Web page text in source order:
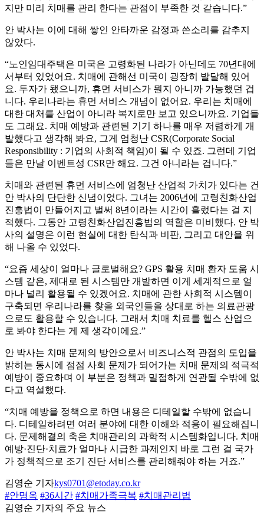
지만 미리 치매를 관리 한다는 관점이 부족한 것 같습니다.”
안 박사는 이에 대해 쌓인 안타까운 감정과 쓴소리를 감추지
않았다.
“노인임대주택은 미국은 고령화된 나라가 아닌데도 70년대에
서부터 있었어요. 치매에 관해선 미국이 굉장히 발달해 있어
요. 투자가 됐으니까, 휴먼 서비스가 뭔지 아니까 가능했던 겁
니다. 우리나라는 휴먼 서비스 개념이 없어요. 우리는 치매에
대한 대처를 산업이 아니라 복지로만 보고 있으니까요. 기업들
도 그래요. 치매 예방과 관련된 기기 하나를 매우 저렴하게 개
발했다고 생각해 봐요, 그게 엄청난 CSR(Corporate Social
Responsibility : 기업의 사회적 책임)이 될 수 있죠. 그런데 기업
들은 만날 이벤트성 CSR만 해요. 그건 아니라는 겁니다.”
치매와 관련된 휴먼 서비스에 엄청난 산업적 가치가 있다는 건
안 박사의 단단한 신념이었다. 그녀는 2006년에 고령친화산업
진흥법이 만들어지고 벌써 8년이라는 시간이 흘렀다는 걸 지
적했다. 그동안 고령친화산업진흥법의 역할은 미비했다. 안 박
사의 설명은 이런 현실에 대한 탄식과 비판, 그리고 대안을 위
해 나올 수 있었다.
“요즘 세상이 얼마나 글로벌해요? GPS 활용 치매 환자 도움 시
스템 같은, 제대로 된 시스템만 개발하면 이게 세계적으로 얼
마나 널리 활용될 수 있겠어요. 치매에 관한 사회적 시스템이
구축되면 우리나라를 찾을 외국인들을 상대로 하는 의료관광
으로도 활용할 수 있습니다. 그래서 치매 치료를 헬스 산업으
로 봐야 한다는 게 제 생각이에요.”
안 박사는 치매 문제의 방안으로서 비즈니스적 관점의 도입을
밝히는 동시에 점점 사회 문제가 되어가는 치매 문제의 적극적
예방이 중요하며 이 부분은 정책과 밀접하게 연관될 수밖에 없
다고 역설했다.
“치매 예방을 정책으로 하면 내용은 디테일할 수밖에 없습니
다. 디테일하려면 여러 분야에 대한 이해와 적용이 필요해집니
다. 문제해결의 축은 치매관리의 과학적 시스템화입니다. 치매
예방·진단·치료가 얼마나 시급한 과제인지 바로 그런 걸 국가
가 정책적으로 조기 진단 서비스를 관리해줘야 하는 거죠.”
김영순 기자kys0701@etoday.co.kr
#안명옥 #36시간 #치매가족극복 #치매관리법
김영순 기자의 주요 뉴스